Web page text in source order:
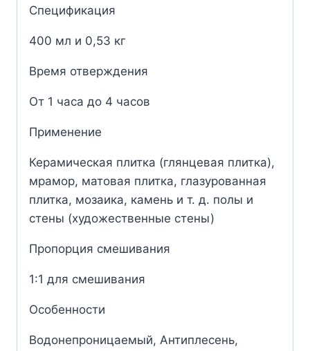
Спецификация
400 мл и 0,53 кг
Время отверждения
От 1 часа до 4 часов
Применение
Керамическая плитка (глянцевая плитка),
мрамор, матовая плитка, глазурованная
плитка, мозаика, камень и т. д. полы и
стены (художественные стены)
Пропорция смешивания
1:1 для смешивания
Особенности
Водонепроницаемый, Антиплесень,